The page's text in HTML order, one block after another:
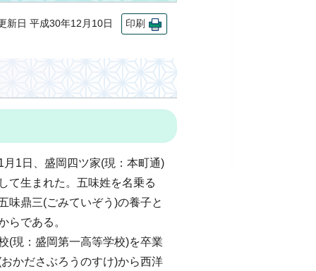
日 平成30年12月10日 印刷
1日、盛岡四ツ家(現：本町通)
て生まれた。五味姓を名乗る
味鼎三(ごみていぞう)の養子と
らである。
(現：盛岡第一高等学校)を卒業
かださぶろうのすけ)から西洋